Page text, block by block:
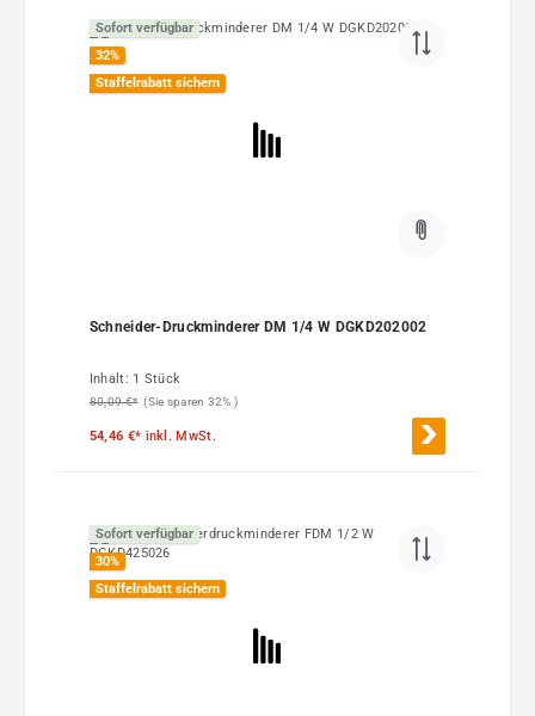
Sofort verfügbar
32%
Staffelrabatt sichern
Schneider-Druckminderer DM 1/4 W DGKD202002
Inhalt: 1 Stück
80,09 €* (Sie sparen 32% )
54,46 €* inkl. MwSt.
Sofort verfügbar
30%
Staffelrabatt sichern